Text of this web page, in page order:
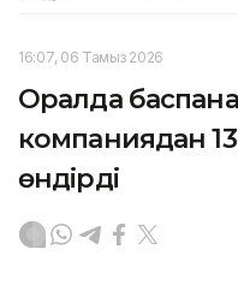
16:07, 06 Тамыз 2026
Оралда
компаниядан
өндірді